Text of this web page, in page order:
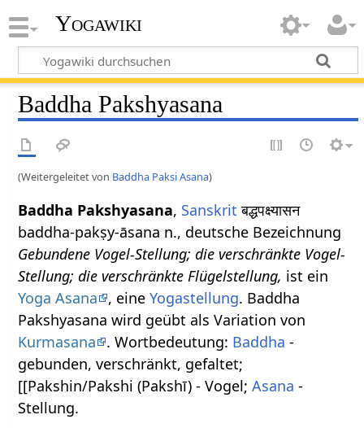
Yogawiki
Baddha Pakshyasana
(Weitergeleitet von Baddha Paksi Asana)
Baddha Pakshyasana, Sanskrit बद्धपक्ष्यासन
baddha-pakṣy-āsana n., deutsche Bezeichnung
Gebundene Vogel-Stellung; die verschränkte Vogel-
Stellung; die verschränkte Flügelstellung, ist ein
Yoga Asana
, eineYogastellung. Baddha
Pakshyasana wird geübt als Variation von
Kurmasana
. Wortbedeutung: Baddha -
gebunden, verschränkt, gefaltet;
[[Pakshin/Pakshi (Pakshī) - Vogel;Asana -
Stellung.